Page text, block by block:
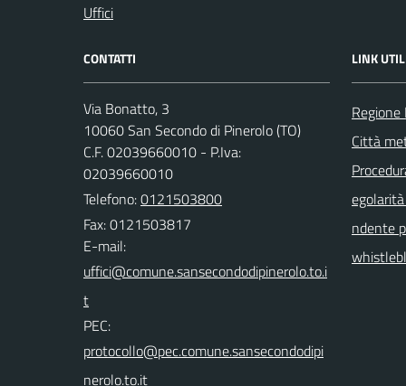
Uffici
CONTATTI
Via Bonatto, 3
10060 San Secondo di Pinerolo (TO)
C.F. 02039660010 - P.Iva:
02039660010
Telefono:0121503800
Fax: 0121503817
E-mail:
PEC:
LINK
Città
ndente